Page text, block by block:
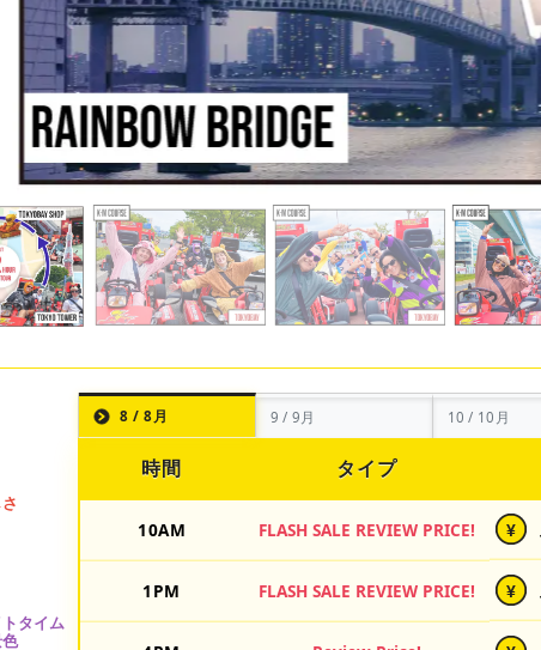
8 / 8月 9 / 9月 10 / 10月
時間 タイプ
10AM FLASH SALE REVIEW PRICE! ¥
1PM FLASH SALE REVIEW PRICE! ¥